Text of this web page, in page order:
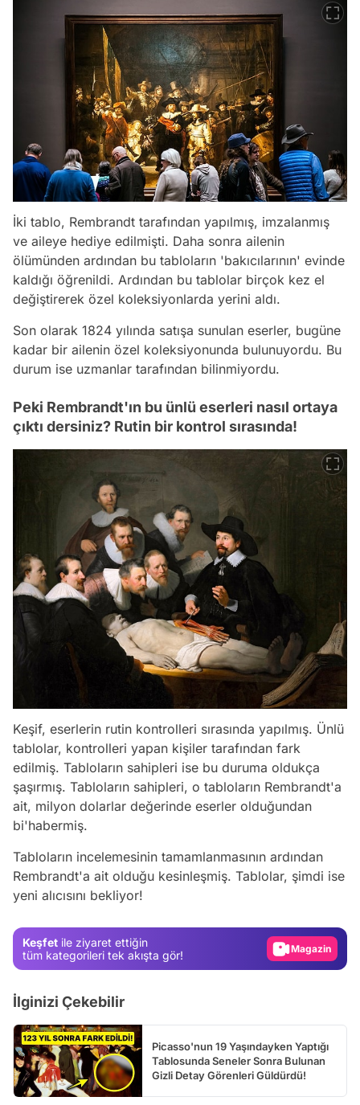
İki tablo, Rembrandt tarafından yapılmış, imzalanmış
ve aileye hediye edilmişti. Daha sonra ailenin
ölümünden ardından bu tabloların 'bakıcılarının' evinde
kaldığı öğrenildi. Ardından bu tablolar birçok kez el
değiştirerek özel koleksiyonlarda yerini aldı.
Son olarak 1824 yılında satışa sunulan eserler, bugüne
kadar bir ailenin özel koleksiyonunda bulunuyordu. Bu
durum ise uzmanlar tarafından bilinmiyordu.
Peki Rembrandt'ın bu ünlü eserleri nasıl ortaya
çıktı dersiniz? Rutin bir kontrol sırasında!
Keşif, eserlerin rutin kontrolleri sırasında yapılmış. Ünlü
tablolar, kontrolleri yapan kişiler tarafından fark
edilmiş. Tabloların sahipleri ise bu duruma oldukça
şaşırmış. Tabloların sahipleri, o tabloların Rembrandt'a
ait, milyon dolarlar değerinde eserler olduğundan
bi'habermiş.
Tabloların incelemesinin tamamlanmasının ardından
Rembrandt'a ait olduğu kesinleşmiş. Tablolar, şimdi ise
yeni alıcısını bekliyor!
Keşfet ile ziyaret ettiğin
tüm kategorileri tek akışta gör!
Video
Test
Magazin
Video
İlginizi Çekebilir
Picasso'nun 19 Yaşındayken Yaptığı
Tablosunda Seneler Sonra Bulunan
Gizli Detay Görenleri Güldürdü!